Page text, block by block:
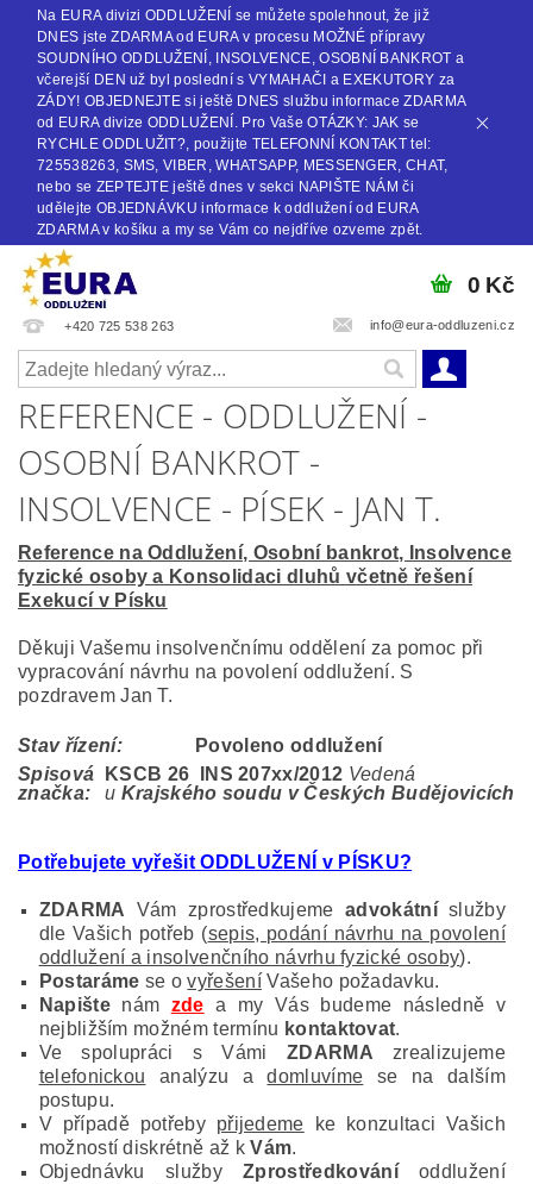
Na EURA divizi ODDLUŽENÍ se můžete spolehnout, že již
DNES jste ZDARMA od EURA v procesu MOŽNÉ přípravy
SOUDNÍHO ODDLUŽENÍ, INSOLVENCE, OSOBNÍ BANKROT a
včerejší DEN už byl poslední s VYMAHAČI a EXEKUTORY za
ZÁDY! OBJEDNEJTE si ještě DNES službu informace ZDARMA
od EURA divize ODDLUŽENÍ. Pro Vaše OTÁZKY: JAK se
RYCHLE ODDLUŽIT?, použijte TELEFONNÍ KONTAKT tel:
725538263, SMS, VIBER, WHATSAPP, MESSENGER, CHAT,
nebo se ZEPTEJTE ještě dnes v sekci NAPIŠTE NÁM či
udělejte OBJEDNÁVKU informace k oddlužení od EURA
ZDARMA v košíku a my se Vám co nejdříve ozveme zpět.
+420 725 538 263 info@eura-oddluzeni.cz
0 Kč
REFERENCE - ODDLUŽENÍ -
OSOBNÍ BANKROT -
INSOLVENCE - PÍSEK - JAN T.
Reference na Oddlužení, Osobní bankrot, Insolvence
fyzické osoby a Konsolidaci dluhů včetně řešení
Exekucí v Písku
Děkuji Vašemu insolvenčnímu oddělení za pomoc při
vypracování návrhu na povolení oddlužení. S
pozdravem Jan T.
Stav řízení:
Povoleno oddlužení
Spisová
značka:
KSCB 26 INS 207xx/2012 Vedená
u Krajského soudu v Českých Budějovicích
Potřebujete vyřešit ODDLUŽENÍ v PÍSKU?
ZDARMA Vám zprostředkujeme advokátníslužby
dle Vašich potřeb (sepis, podání návrhu na povolení
oddlužení a insolvenčního návrhu fyzické osoby).
Postaráme se ovyřešeníVašeho požadavku.
Napištenám zde a my Vás budeme následně v
nejbližším možném termínu kontaktovat.
Ve spolupráci s Vámi ZDARMA zrealizujeme
telefonickou analýzu adomluvíme se na dalším
postupu.
V případě potřeby přijedeme ke konzultaci Vašich
možností diskrétně až kVám.
Objednávku služby
Zprostředkováníoddlužení